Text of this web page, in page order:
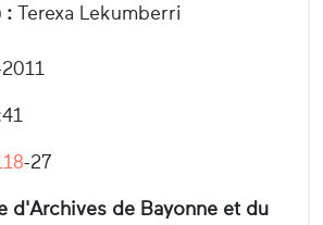
: Terexa Lekumberri
-27
d'Archives de Bayonne et du